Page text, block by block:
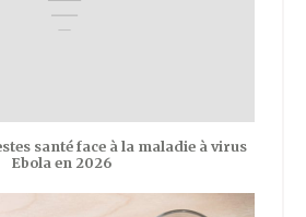
santé face à la maladie à virus
Ebola en 2026